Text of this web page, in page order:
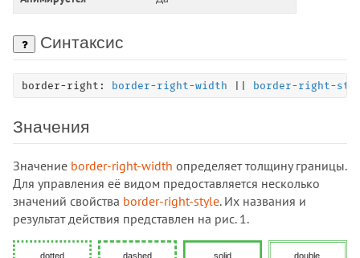
Синтаксис
border-right: border-right-width border-right-
Значения
Значение border-right-width определяет толщину границы.
Для управления её видом предоставляется несколько
значений свойства border-right-style. Их названия и
результат действия представлен на рис. 1.
:optional
:out-of-range
:paused
:picture-in-picture
:playing
:read-only
:read-write
:required
:right
:root
:seeking